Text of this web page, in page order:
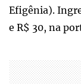
Efigênia).
e R$ 30, na